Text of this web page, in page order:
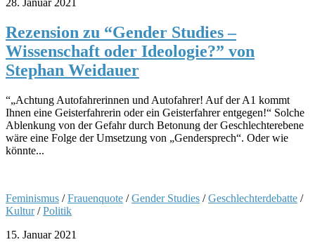
28. Januar 2021
Rezension zu “Gender Studies –
Wissenschaft oder Ideologie?” von
Stephan Weidauer
“„Achtung Autofahrerinnen und Autofahrer! Auf der A1 kommt
Ihnen eine Geisterfahrerin oder ein Geisterfahrer entgegen!“ Solche
Ablenkung von der Gefahr durch Betonung der Geschlechterebene
wäre eine Folge der Umsetzung von „Gendersprech“. Oder wie
könnte...
Feminismus /Frauenquote /Gender Studies /Geschlechterdebatte /
Kultur/Politik
15. Januar 2021